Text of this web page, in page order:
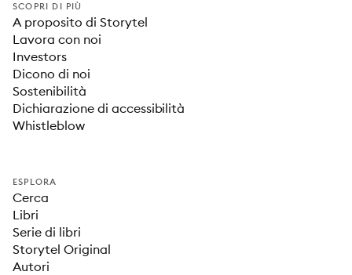
SCOPRI DI PIÙ
A proposito di Storytel
Lavora con noi
Investors
Dicono di noi
Sostenibilità
Dichiarazione di accessibilità
Whistleblow
ESPLORA
Cerca
Libri
Serie di libri
Storytel Original
Autori